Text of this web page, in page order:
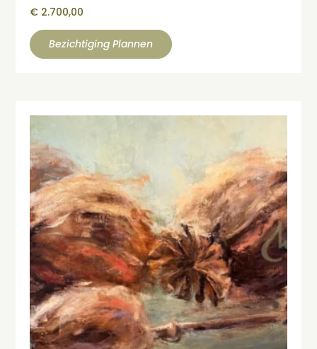
€ 2.700,00
Bezichtiging Plannen